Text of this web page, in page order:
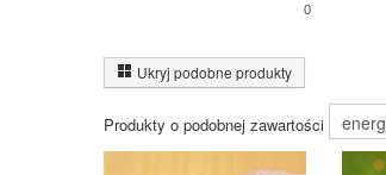
0
Ukryj podobne produkty
Produkty o podobnej zawartości